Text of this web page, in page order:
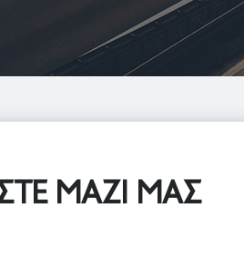
ΜΑΖΊ ΜΑΣ